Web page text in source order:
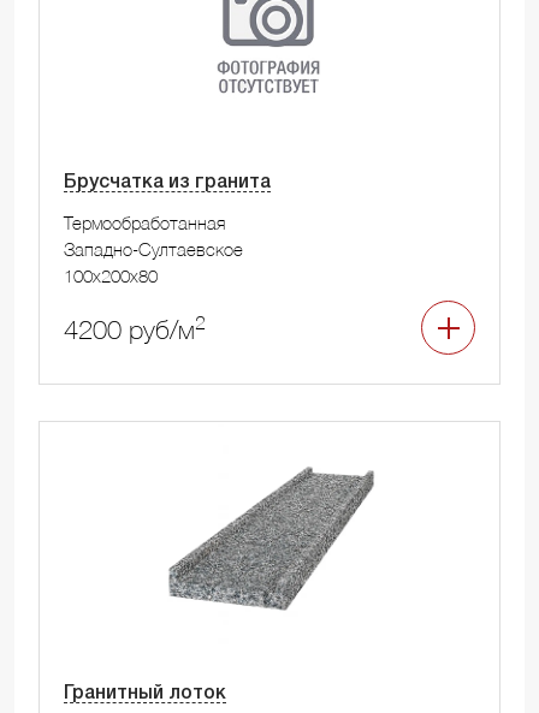
Брусчатка из гранита
Термообработанная
Западно-Султаевское
100x200x80
4200 руб/м2
Гранитный лоток